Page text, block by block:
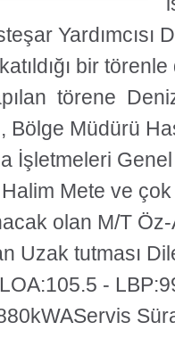
Yardımcısı
bir
törene
Bölge Müdürü
İşletmeleri
Mete ve çok
olan M/T Öz-
Uzak tutması
-